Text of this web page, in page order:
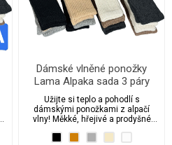
Dámské vlněné ponožky
Lama Alpaka sada 3 páry
Užijte si teplo a pohodlí s
dámskými ponožkami z alpačí
vlny! Měkké, hřejivé a prodyšné
ideální pro chladné dny. Bez